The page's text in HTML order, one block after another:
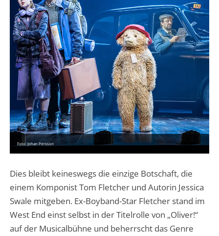
Foto: Johan Persson
Dies bleibt keineswegs die einzige Botschaft, die
einem Komponist Tom Fletcher und Autorin Jessica
Swale mitgeben. Ex-Boyband-Star Fletcher stand im
West End einst selbst in der Titelrolle von „Oliver!“
auf der Musicalbühne und beherrscht das Genre